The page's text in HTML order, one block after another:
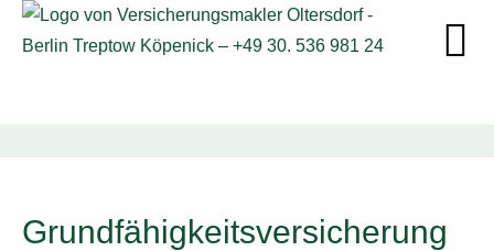
Grundfähigkeitsversicherung